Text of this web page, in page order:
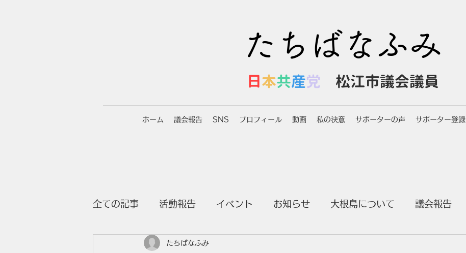
たちばなふみ
日本共産党 松江市議会議員
ホーム 議会報告 SNS プロフィール 動画 私の決意 サポーターの声 サポーター登録
全ての記事 活動報告 イベント お知らせ 大根島について 議会報告
たちばなふみ